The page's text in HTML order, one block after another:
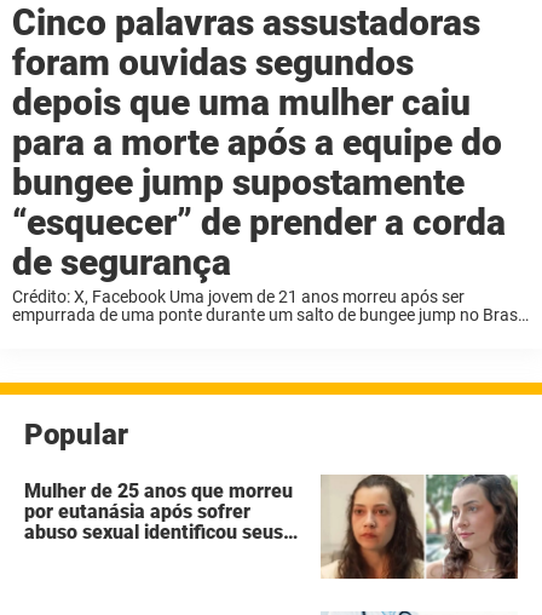
Cinco palavras assustadoras
foram ouvidas segundos
depois que uma mulher caiu
para a morte após a equipe do
bungee jump supostamente
“esquecer” de prender a corda
de segurança
Crédito: X, Facebook Uma jovem de 21 anos morreu após ser
empurrada de uma ponte durante um salto de bungee jump no Brasil
Popular
Mulher de 25 anos que morreu
por eutanásia após sofrer
abuso sexual identificou seus